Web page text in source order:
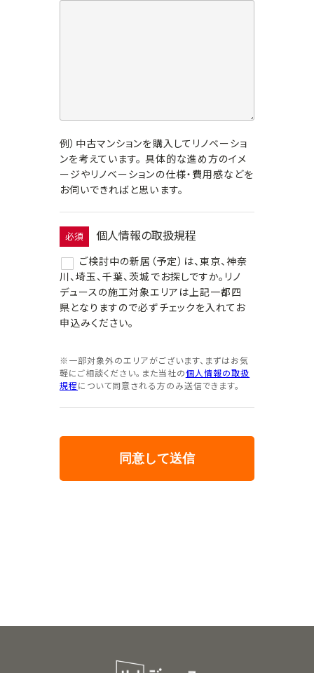
例）中古マンションを購入してリノベーショ
ンを考えています。 具体的な進め方のイメ
ージやリノベーションの仕様・費用感などを
お伺いできればと思います。
必須 個人情報の取扱規程
ご検討中の新居（予定）は、東京、神奈
川、埼玉、千葉、茨城でお探しですか。リノ
デュースの施工対象エリアは上記一都四
県となりますので必ずチェックを入れてお
申込みください。
※一部対象外のエリアがございます、まずはお気
軽にご相談ください。また当社の個人情報の取扱
規程 について同意される方のみ送信できます。